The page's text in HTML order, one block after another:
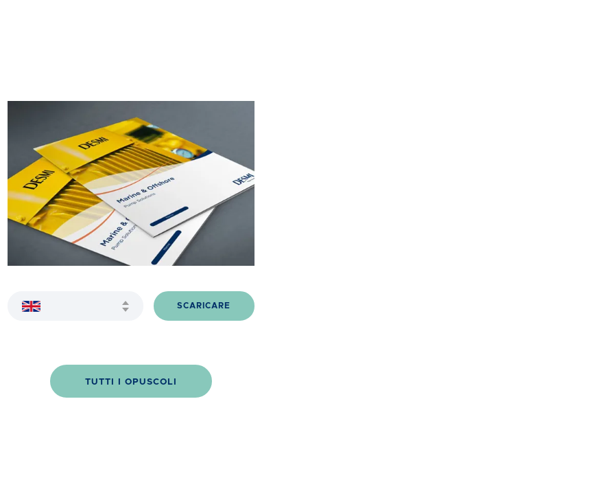
SCARICARE
TUTTI I OPUSCOLI